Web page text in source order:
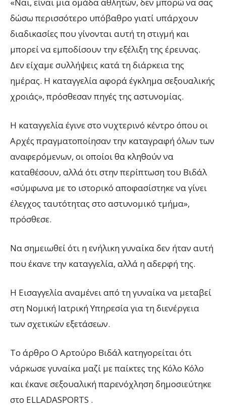
δώσω περισσότερο υπόβαθρο γιατί υπάρχουν
διαδικασίες που γίνονται αυτή τη στιγμή και
μπορεί να εμποδίσουν την εξέλιξη της έρευνας.
Δεν είχαμε συλλήψεις κατά τη διάρκεια της
ημέρας. Η καταγγελία αφορά έγκλημα σεξουαλικής
χροιάς», πρόσθεσαν πηγές της αστυνομίας.
Η καταγγελία έγινε στο νυχτερινό κέντρο όπου οι
Αρχές πραγματοποίησαν την καταγραφή όλων των
αναφερόμενων, οι οποίοι θα κληθούν να
καταθέσουν, αλλά ότι στην περίπτωση του Βιδάλ
«σύμφωνα με το ιστορικό αποφασίστηκε να γίνει
έλεγχος ταυτότητας στο αστυνομικό τμήμα»,
πρόσθεσε.
Να σημειωθεί ότι η ενήλικη γυναίκα δεν ήταν αυτή
που έκανε την καταγγελία, αλλά η αδερφή της.
Η Εισαγγελία αναμένει από τη γυναίκα να μεταβεί
στη Νομική Ιατρική Υπηρεσία για τη διενέργεια
των σχετικών εξετάσεων.
To άρθρο Ο Αρτούρο Βιδάλ κατηγορείται ότι
νάρκωσε γυναίκα μαζί με παίκτες της Κόλο Κόλο
και έκανε σεξουαλική παρενόχληση δημοσιεύτηκε
στο ELLADASPORTS .